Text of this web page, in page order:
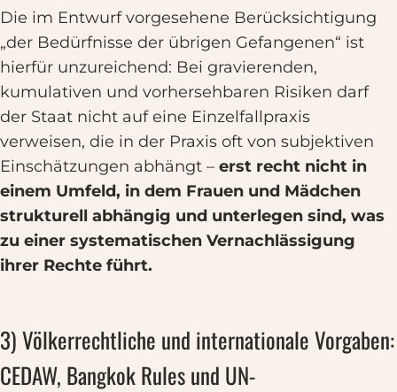
Die im Entwurf vorgesehene Berücksichtigung
„der Bedürfnisse der übrigen Gefangenen“ ist
hierfür unzureichend: Bei gravierenden,
kumulativen und vorhersehbaren Risiken darf
der Staat nicht auf eine Einzelfallpraxis
verweisen, die in der Praxis oft von subjektiven
Einschätzungen abhängt – erst recht nicht in
einem Umfeld, in dem Frauen und Mädchen
strukturell abhängig und unterlegen sind, was
zu einer systematischen Vernachlässigung
ihrer Rechte führt.
3) Völkerrechtliche und internationale Vorgaben:
CEDAW, Bangkok Rules und UN-